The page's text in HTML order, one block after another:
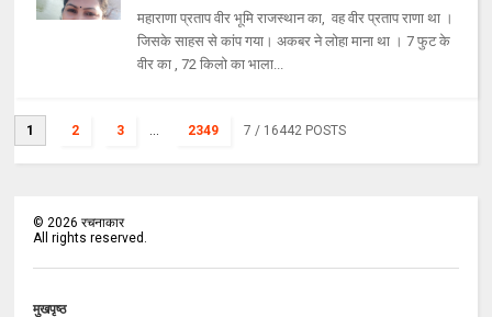
महाराणा प्रताप वीर भूमि राजस्थान का, वह वीर प्रताप राणा था ।
जिसके साहस से कांप गया। अकबर ने लोहा माना था । 7 फुट के
वीर का , 72 किलो का भाला...
1 2 3 ... 2349 7 / 16442 POSTS
©2026 रचनाकार
All rights reserved.
मुखपृष्ठ